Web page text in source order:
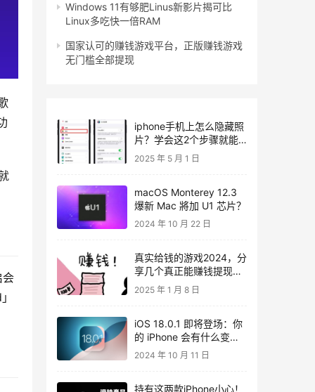
会
Windows 11有够肥Linus新影片揭可比
Linux多吃快一倍RAM
国家认可的赚钱游戏平台，正版赚钱游戏
无门槛全部提现
iphone手机上怎么隐藏照
片？学会这2个步骤就能
完美隐藏照片
2025 年 5 月 1 日
macOS Monterey 12.3
爆新 Mac 將加 U1 芯片？
2024 年 10 月 22 日
真实给钱的游戏2024，分
享几个真正能赚钱提现的
游戏
2025 年 1 月 8 日
iOS 18.0.1 即将登场：你
的 iPhone 会有什么变
化？
2024 年 10 月 11 日
持有这两款iPhone小心！